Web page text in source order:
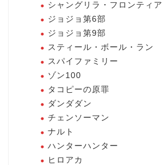
シャングリラ・フロンティア
ジョジョ第6部
ジョジョ第9部
スティール・ボール・ラン
スパイファミリー
ゾン100
タコピーの原罪
ダンダダン
チェンソーマン
ナルト
ハンターハンター
ヒロアカ